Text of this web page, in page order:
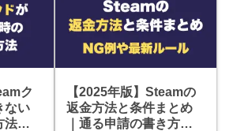
ク
ない
法ま
【2025年版】Steamの
返金方法と条件まとめ
｜通る申請の書き方・